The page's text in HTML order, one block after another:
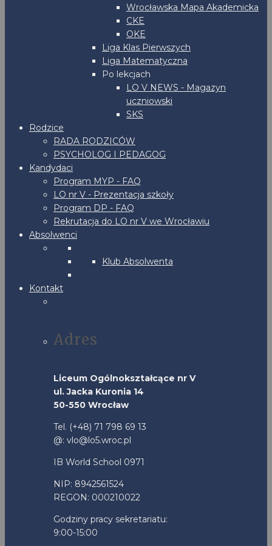
Wrocławska Mapa Akademicka
CKE
OKE
Liga Klas Pierwszych
Liga Matematyczna
Po lekcjach
LO V NEWS - Magazyn
uczniowski
SKS
Rodzice
RADA RODZICÓW
PSYCHOLOG I PEDAGOG
Kandydaci
Program MYP - FAQ
LO nr V - Prezentacja szkoły
Program DP - FAQ
Rekrutacja do LO nr V we Wrocławiu
Absolwenci
Klub Absolwenta
Kontakt
Adres
Liceum Ogólnokształcące nr V
ul. Jacka Kuronia 14
50-550 Wrocław
Tel. (+48) 71 798 69 13
@: vlo@lo5.wroc.pl
IB World School 0971
NIP: 8942561524
REGON: 000210022
Godziny pracy sekretariatu:
9:00-15:00